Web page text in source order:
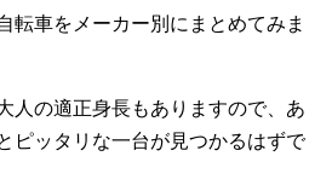
転車をメーカー別にまとめてみま
人の適正身長もありますので、あ
ピッタリな一台が見つかるはずで